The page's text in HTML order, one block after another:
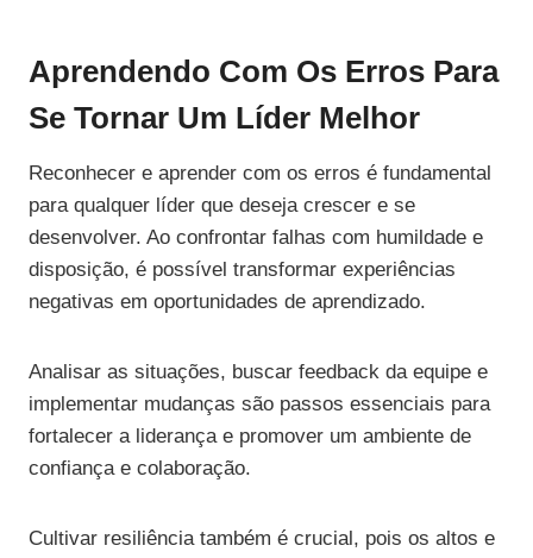
Aprendendo Com Os Erros Para
Se Tornar Um Líder Melhor
Reconhecer e aprender com os erros é fundamental
para qualquer líder que deseja crescer e se
desenvolver. Ao confrontar falhas com humildade e
disposição, é possível transformar experiências
negativas em oportunidades de aprendizado.
Analisar as situações, buscar feedback da equipe e
implementar mudanças são passos essenciais para
fortalecer a liderança e promover um ambiente de
confiança e colaboração.
Cultivar resiliência também é crucial, pois os altos e